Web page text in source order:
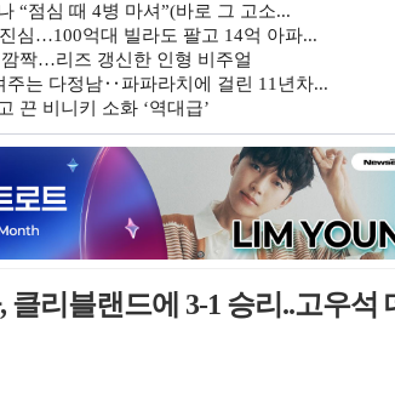
“점심 때 4병 마셔”(바로 그 고소...
심…100억대 빌라도 팔고 14억 아파...
짝…리즈 갱신한 인형 비주얼
주는 다정남‥파파라치에 걸린 11년차...
끈 비니키 소화 ‘역대급’
클리블랜드에 3-1 승리..고우석